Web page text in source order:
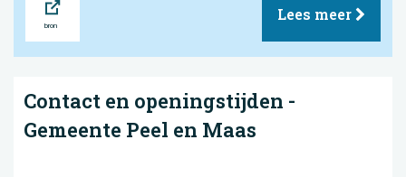
Lees meer
Contact en openingstijden -
Gemeente Peel en Maas